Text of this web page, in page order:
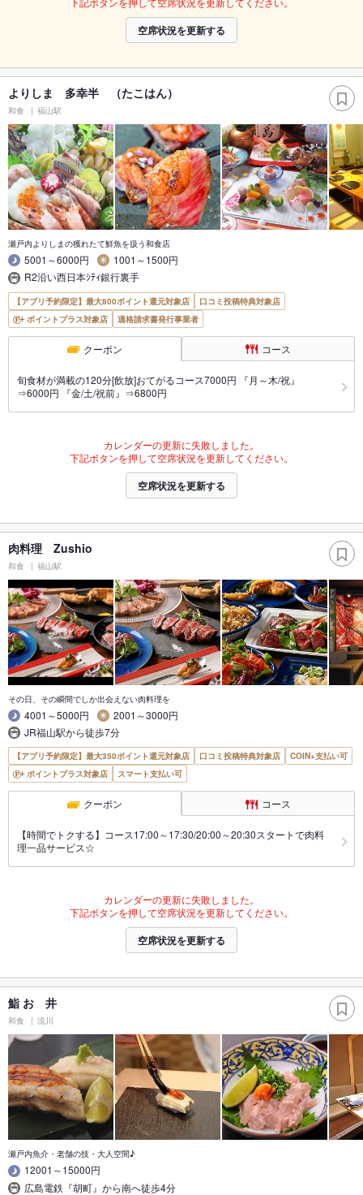
空席状況を更新する
よりしま 多幸半 （たこはん）
和食 福山駅
瀬戸内よりしまの獲れたて鮮魚を扱う和食店
5001～6000円
1001～1500円
R2沿い西日本ｼﾃｨ銀行裏手
【アプリ予約限定】最大800ポイント還元対象店
口コミ投稿特典対象店
ポイントプラス対象店
適格請求書発行事業者
クーポン コース
旬食材が満載の120分[飲放]おてがるコース7000円 『月～木/祝』
⇒6000円 『金/土/祝前』⇒6800円
カレンダーの更新に失敗しました。
下記ボタンを押して空席状況を更新してください。
空席状況を更新する
肉料理 Zushio
和食 福山駅
その日、その瞬間でしか出会えない肉料理を
4001～5000円
2001～3000円
JR福山駅から徒歩7分
【アプリ予約限定】最大350ポイント還元対象店 口コミ投稿特典対象店
COIN+支払い可
ポイントプラス対象店
スマート支払い可
クーポン コース
【時間でトクする】コース17:00～17:30/20:00～20:30スタートで肉料
理一品サービス☆
カレンダーの更新に失敗しました。
下記ボタンを押して空席状況を更新してください。
空席状況を更新する
鮨 おゝ井
和食 流川
瀬戸内魚介・老舗の技・大人空間♪
12001～15000円
広島電鉄『胡町』から南へ徒歩4分